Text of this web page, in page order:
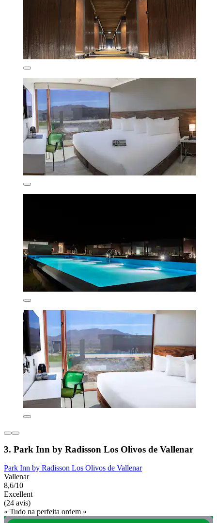
3. Park Inn by Radisson Los Olivos de Vallenar
Park Inn by Radisson Los Olivos de Vallenar
Vallenar
8,6/10
Excellent
(24 avis)
« Tudo na perfeita ordem »